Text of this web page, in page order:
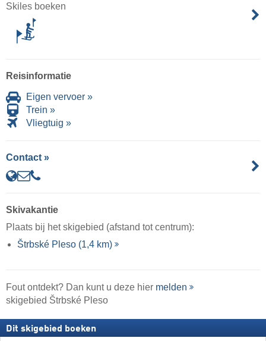
Skiles boeken
Reisinformatie
Eigen vervoer »
Trein »
Vliegtuig »
Contact »
Skivakantie
Plaats bij het skigebied (afstand tot centrum):
Štrbské Pleso (1,4 km)
Fout ontdekt? Dan kunt u deze hier melden
skigebied Štrbské Pleso
Dit skigebied boeken